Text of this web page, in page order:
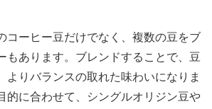
コーヒー豆だけでなく、複数の豆をブ
もあります。ブレンドすることで、豆
よりバランスの取れた味わいになりま
的に合わせて、シングルオリジン豆や